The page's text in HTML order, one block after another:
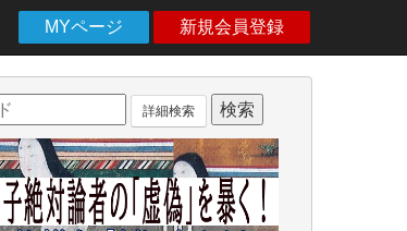
MYページ 新規会員登録
詳細検索